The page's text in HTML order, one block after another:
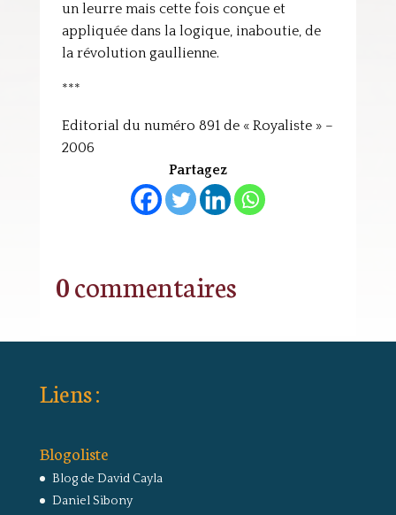
un leurre mais cette fois conçue et
appliquée dans la logique, inaboutie, de
la révolution gaullienne.
***
Editorial du numéro 891 de « Royaliste » –
2006
Partagez
0 commentaires
Liens :
Blogoliste
Blog de David Cayla
Daniel Sibony